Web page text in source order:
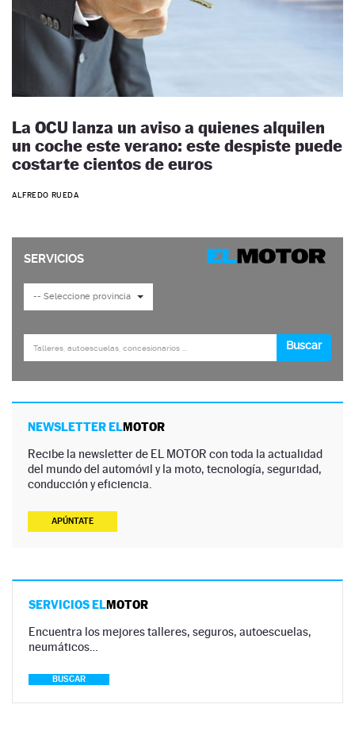
La OCU lanza un aviso a quienes alquilen
un coche este verano: este despiste puede
costarte cientos de euros
ALFREDO RUEDA
NEWSLETTER ELMOTOR
Recibe la newsletter de EL MOTOR con toda la actualidad
del mundo del automóvil y la moto, tecnología, seguridad,
conducción y eficiencia.
APÚNTATE
SERVICIOS ELMOTOR
Encuentra los mejores talleres, seguros, autoescuelas,
neumáticos…
BUSCAR